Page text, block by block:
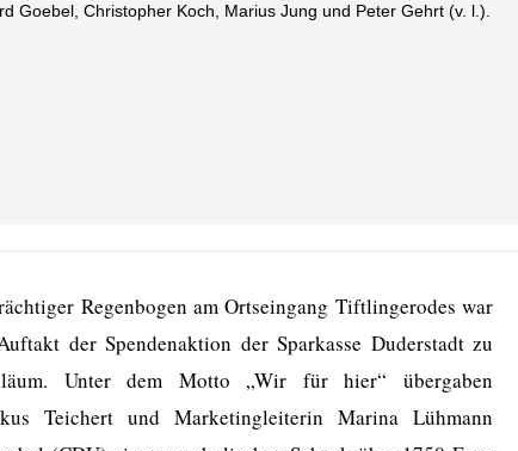
Regenbogen am Ortseingang Tiftlingerodes war
der Spendenaktion der Sparkasse Duderstadt zu
Unter dem Motto „Wir für hier“ übergaben
Teichert und Marketingleiterin Marina Lühmann